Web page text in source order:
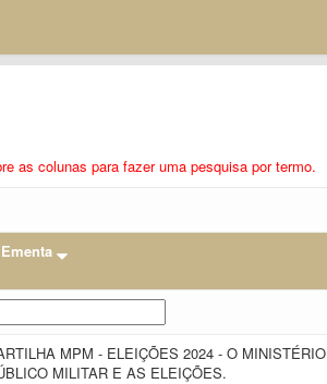
as colunas para fazer uma pesquisa por termo.
Ementa
MPM - ELEIÇÕES 2024 - O MINISTÉRIO
MILITAR E AS ELEIÇÕES.